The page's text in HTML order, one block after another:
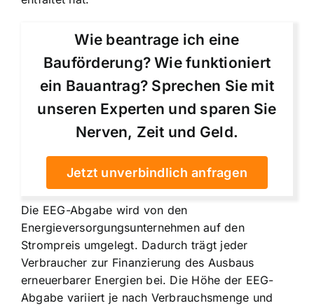
Wie beantrage ich eine
Bauförderung? Wie funktioniert
ein Bauantrag? Sprechen Sie mit
unseren Experten und sparen Sie
Nerven, Zeit und Geld.
Jetzt unverbindlich anfragen
Die EEG-Abgabe wird von den
Energieversorgungsunternehmen auf den
Strompreis umgelegt. Dadurch trägt jeder
Verbraucher zur Finanzierung des Ausbaus
erneuerbarer Energien bei. Die Höhe der EEG-
Abgabe variiert je nach Verbrauchsmenge und